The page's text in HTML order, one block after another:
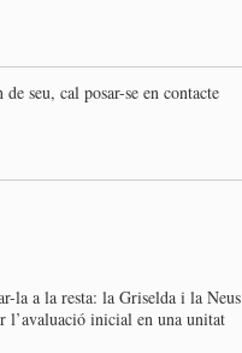
seu, cal posar-se en contacte
la a la resta: la Griselda i la Neus
inicial en una unitat